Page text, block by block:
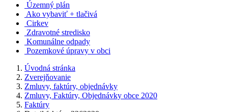
Územný plán
Ako vybaviť + tlačivá
Cirkev
Zdravotné stredisko
Komunálne odpady
Pozemkové úpravy v obci
Úvodná stránka
Zverejňovanie
Zmluvy, faktúry, objednávky
Zmluvy, Faktúry, Objednávky obce 2020
Faktúry